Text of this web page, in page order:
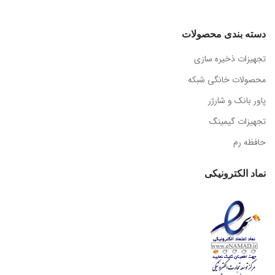
دسته بندی محصولات
تجهیزات ذخیره سازی
محصولات خانگی شبکه
پاور بانک و شارژر
تجهیزات گیمینگ
حافظه رم
نماد الکترونیکی